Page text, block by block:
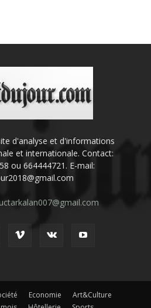
d'analyse et d'informations
et internationale. Contact:
ou 664444721. E-mail:
Economie
Art&Culture